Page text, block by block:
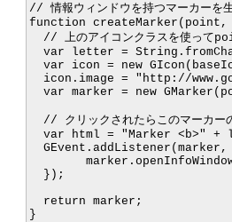
// 情報ウィンドウを持つマーカーを
function
// 上のアイコンクラスを使って
var letter =
var icon = new
icon.image = "http://
var marker = new
// クリックされたらこのマーカー
var html = "Marker <b>" +
  });
  return marker;
}